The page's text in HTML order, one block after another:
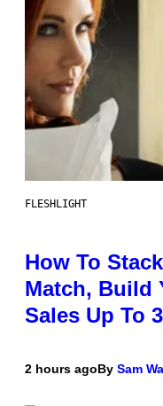
FLESHLIGHT
How To
Match, Build
Sales Up To
2 hours agoBy Sam